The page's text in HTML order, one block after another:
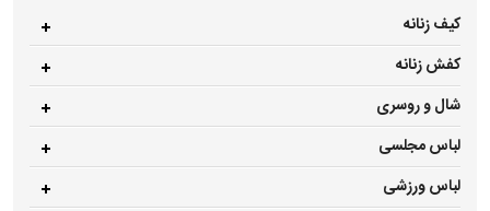
کیف زنانه
کفش زنانه
شال و روسری
لباس مجلسی
لباس ورزشی